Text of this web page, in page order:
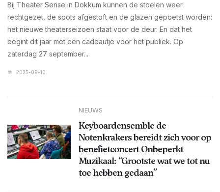
Bij Theater Sense in Dokkum kunnen de stoelen weer
rechtgezet, de spots afgestoft en de glazen gepoetst worden:
het nieuwe theaterseizoen staat voor de deur. En dat het
begint dit jaar met een cadeautje voor het publiek. Op
zaterdag 27 september...
2025-09-10
NIEUWS
Keyboardensemble de
Notenkrakers bereidt zich voor op
benefietconcert Onbeperkt
Muzikaal: “Grootste wat we tot nu
toe hebben gedaan”